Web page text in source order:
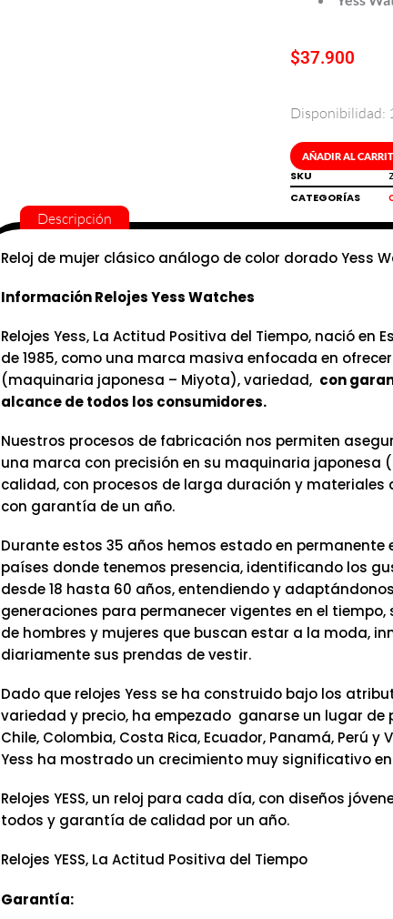
$37.900
Disponibilidad:
Reloj
mujer
clásico
análogo
color
Yess
AÑADIR AL
SKU
CATEGORÍAS
Descripción
Reloj de mujer clásico análogo de color dorado Yess
Información Relojes Yess Watches
Relojes Yess, La Actitud Positiva del Tiempo, nació en
de 1985, como una marca masiva enfocada en
(maquinaria japonesa – Miyota), variedad, con
alcance de todos los consumidores.
Nuestros procesos de fabricación nos permiten
una marca con precisión en su maquinaria japonesa
calidad, con procesos de larga duración y materiales
con garantía de un año.
Durante estos 35 años hemos estado en permanente
países donde tenemos presencia, identificando los
desde 18 hasta 60 años, entendiendo y
generaciones para permanecer vigentes en el
de hombres y mujeres que buscan estar a la moda,
diariamente sus prendas de vestir.
Dado que relojes Yess se ha construido bajo los
variedad y precio, ha empezado ganarse un lugar de
Chile, Colombia, Costa Rica, Ecuador, Panamá, Perú y
Yess ha mostrado un crecimiento muy significativo
Relojes YESS, un reloj para cada día, con diseños
todos y garantía de calidad por un año.
Relojes YESS, La Actitud Positiva del Tiempo
Garantía: